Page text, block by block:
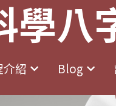
學八
介紹 Blog
學八
介紹 Blog